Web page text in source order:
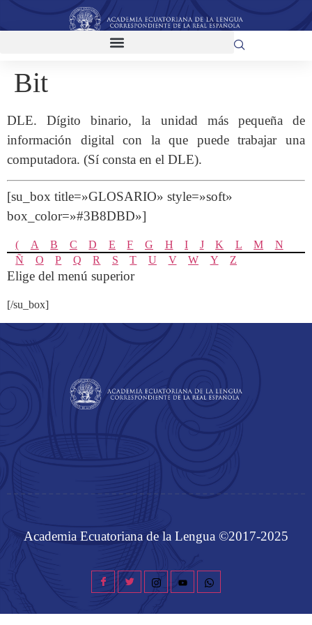
Bit
DLE.
Dígito binario, la unidad más pequeña de
información digital con la que puede trabajar una
computadora. (Sí consta en el DLE).
[su_box title=»GLOSARIO» style=»soft»
box_color=»#3B8DBD»]
( A B C D E F G H I J K L M
N
Ñ
O P Q R S T U V W Y Z
Elige del menú superior
[/su_box]
Academia Ecuatoriana de la Lengua ©2017-2025